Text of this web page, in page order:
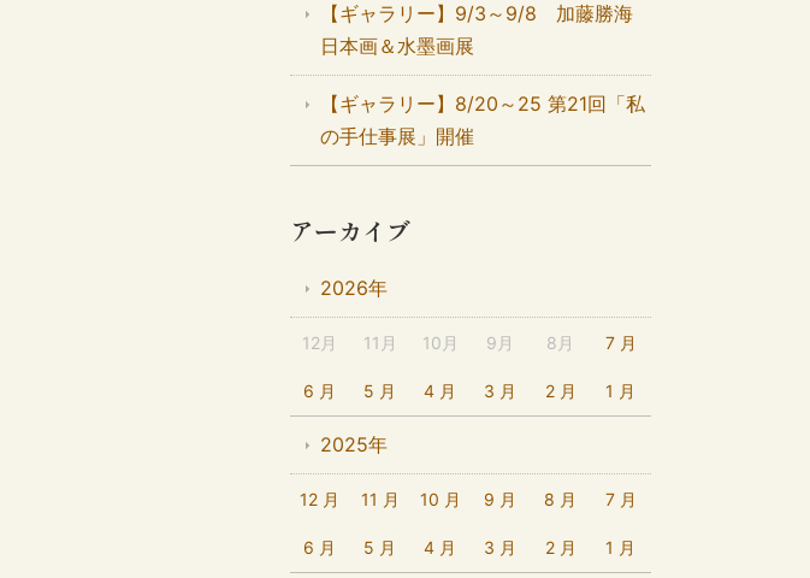
【ギャラリー】9/3～9/8 加藤勝海
日本画＆水墨画展
【ギャラリー】8/20～25 第21回「私
の手仕事展」開催
アーカイブ
2026年
12月 11月 10月 9月 8月 7 月
6 月 5 月 4 月 3 月 2 月 1 月
2025年
12 月 11 月 10 月 9 月 8 月 7 月
6 月 5 月 4 月 3 月 2 月 1 月